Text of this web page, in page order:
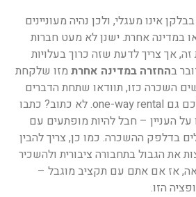
אינו מעגלי, ולכן נהיה מעוניינים
במדינה אחרת. ישנן לא מעט חברות
אך צריך לדעת שזה כרוך בעלויות
בהחזרה במדינה אחרת מזו שלקחת
השכרה כזו, תוודאו שתחת הדברים
הכלולים במחיר כתוב לכם גם one-way rental. לא כתוב? כתבו
העניין – חבל להיות מופתעים עם
בדלפק ההשכרה. כמו כן, צריך להבין
את הגבול בתחבורה ציבורית ולהשכיר
אז אם אתם עם תקציב מוגבל –
הזו.